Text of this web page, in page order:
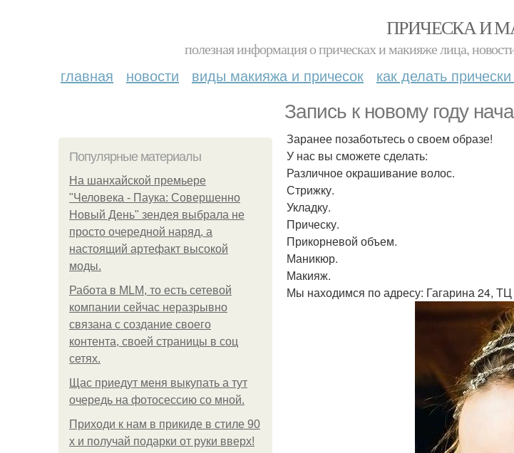
ПРИЧЕСКА И
полезная информация о прическах и макияже лица,
главная новости виды макияжа и причесок как делать
Запись к новому году
Популярные материалы
На шанхайской премьере
"Человека - Паука: Совершенно
Новый День" зендея выбрала не
просто очередной наряд, а
настоящий артефакт высокой
моды.
Работа в MLM, то есть сетевой
компании сейчас неразрывно
связана с создание своего
контента, своей страницы в соц
сетях.
Щас приедут меня выкупать а тут
очередь на фотосессию со мной.
Приходи к нам в прикиде в стиле 90
х и получай подарки от руки вверх!
Заранее позаботьтесь о своем образе!
У нас вы сможете сделать:
Различное окрашивание волос.
Стрижку.
Укладку.
Прическу.
Прикорневой объем.
Маникюр.
Макияж.
Мы находимся по адресу: Гагарина 24, ТЦ